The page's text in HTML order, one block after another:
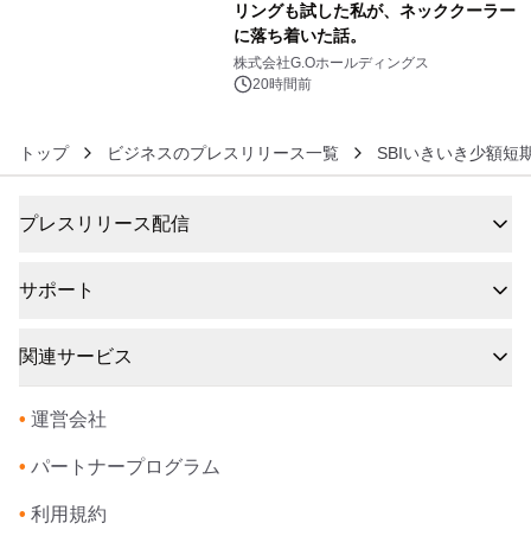
リングも試した私が、ネッククーラー
に落ち着いた話。
株式会社G.Oホールディングス
20時間前
トップ ビジネスのプレスリリース一覧 SBIいきいき少額短
プレスリリース配信
サポート
関連サービス
• 運営会社
• パートナープログラム
• 利用規約